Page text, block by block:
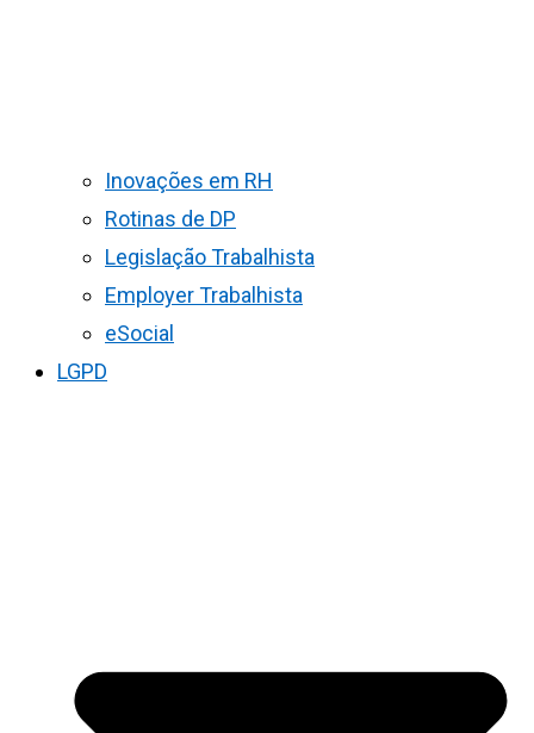
Inovações em RH
Rotinas de DP
Legislação Trabalhista
Employer Trabalhista
eSocial
LGPD